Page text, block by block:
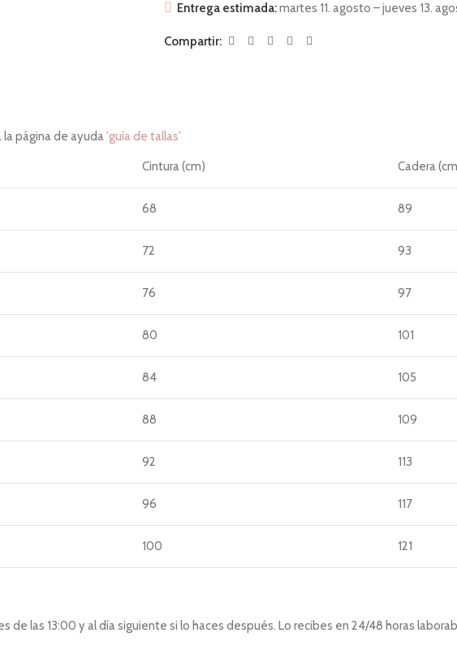
Entrega estimada:martes 11. agosto – jueves 13.
Compartir:
página de ayuda'guía de tallas'
Cintura (cm) Cadera
68 89
72 93
76 97
80 101
84 105
88 109
92 113
96 117
100 121
de las 13:00 y al día siguiente si lo haces después. Lo recibes en 24/48 horas